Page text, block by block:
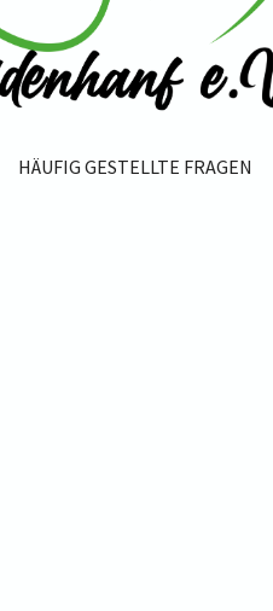
HÄUFIG GESTELLTE FRAGEN